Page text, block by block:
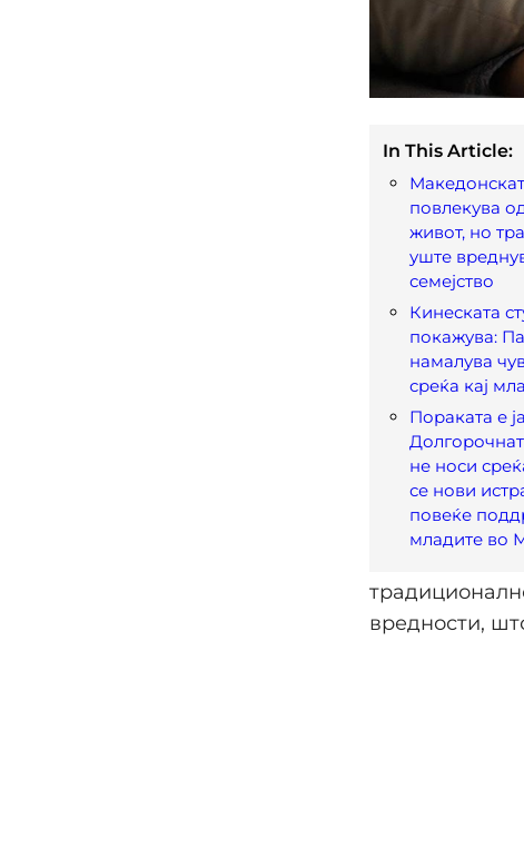
In This Article:
повлекува
живот, но
уште
семејство
Кинеската
покажува:
намалува
среќа кај
Пораката е
не носи
се нови
повеќе
младите во
вредности,